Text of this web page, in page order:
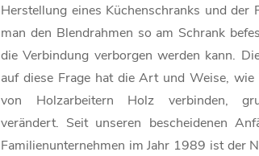
Herstellung eines Küchenschranks und der
man den Blendrahmen so am Schrank
die Verbindung verborgen werden kann.
auf diese Frage hat die Art und Weise, wie
von Holzarbeitern Holz verbinden,
verändert. Seit unseren bescheidenen
Familienunternehmen im Jahr 1989 ist der